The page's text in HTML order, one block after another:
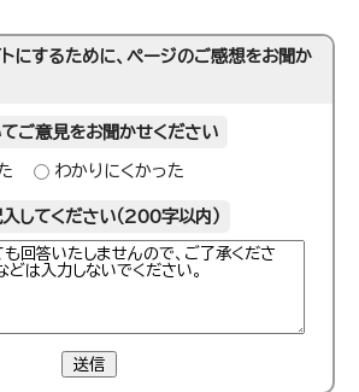
にするために、ページのご感想をお聞か
ご意見をお聞かせください
わかりにくかった
してください（200字以内）
送信